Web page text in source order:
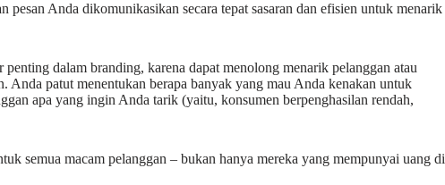
pesan Anda dikomunikasikan secara tepat sasaran dan efisien untuk menarik
dalam branding, karena dapat menolong menarik pelanggan atau
Anda patut menentukan berapa banyak yang mau Anda kenakan untuk
apa yang ingin Anda tarik (yaitu, konsumen berpenghasilan rendah,
semua macam pelanggan – bukan hanya mereka yang mempunyai uang di